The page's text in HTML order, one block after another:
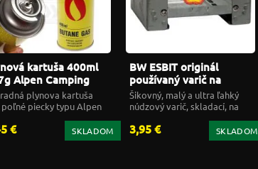
kartuša 400ml
Alpen Camping
Gas
plynova kartuša
piecky typu Alpen
€ SKLADOM
BW ESBIT originál
používaný varič na
pevný lieh
Šikovný, malý a ultra ľahký
núdzový varič, skladací, na
3,95 € SKLADOM